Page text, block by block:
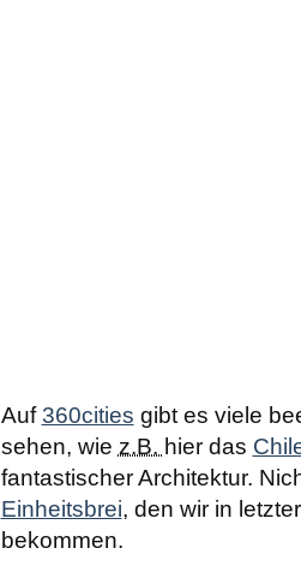
Auf360cities gibt es viele
sehen, wie z.B. hier das
fantastischer Architektur.
Einheitsbrei, den wir in
bekommen.